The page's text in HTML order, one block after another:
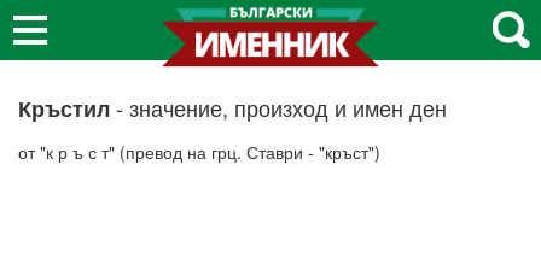
Кръстил- значение, произход и имен ден
от "к р ъ с т" (превод на грц. Ставри - "кръст")